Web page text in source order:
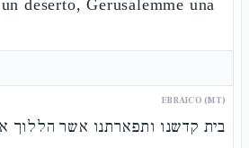
deserto, Gerusalemme una
EBRAICO (MT)
בית קדשנו ותפארתנו אשר הללוך